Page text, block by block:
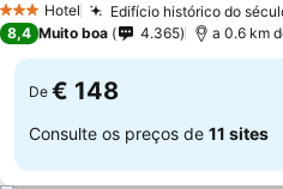
3 EstrelasHotel Edifício histórico do
8,4 Muito boa 4.365 a 0.6 km
De € 148
Consulte os preços de 11 sites